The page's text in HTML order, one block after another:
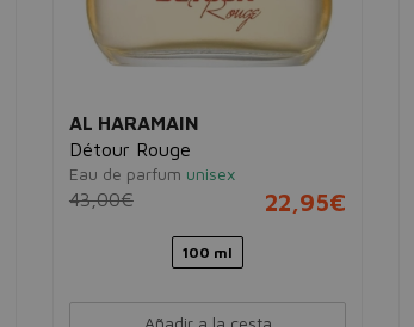
AL HARAMAIN
Détour Rouge
Eau de parfum unisex
43,00€ 22,95€
100 ml